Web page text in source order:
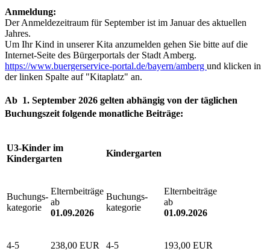
Anmeldung:
Der Anmeldezeitraum für September ist im Januar des aktuellen
Jahres.
Um Ihr Kind in unserer Kita anzumelden gehen Sie bitte auf die
Internet-Seite des Bürgerportals der Stadt Amberg.
https://www.buergerservice-portal.de/bayern/amberg und klicken in
der linken Spalte auf "Kitaplatz" an.
Ab 1. September 2026 gelten abhängig von der täglichen
Buchungszeit folgende monatliche Beiträge:
U3-Kinder im
Kindergarten
Kindergarten
Buchungs-
kategorie
Elternbeiträge
ab
01.09.2026
Buchungs-
kategorie
Elternbeiträge
ab
01.09.2026
4-5 238,00 EUR 4-5 193,00 EUR